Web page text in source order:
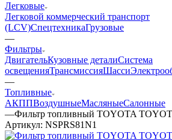
Легковые
Легковой коммерческий транспорт
(LCV)СпецтехникаГрузовые
—
Фильтры
ДвигательКузовные деталиСистема
освещенияТрансмиссияШасси
—
Топливные
АКППВоздушныеМасляныеСалонные
—Фильтр топливный TOYOTA
Артикул: NSPRS81N1